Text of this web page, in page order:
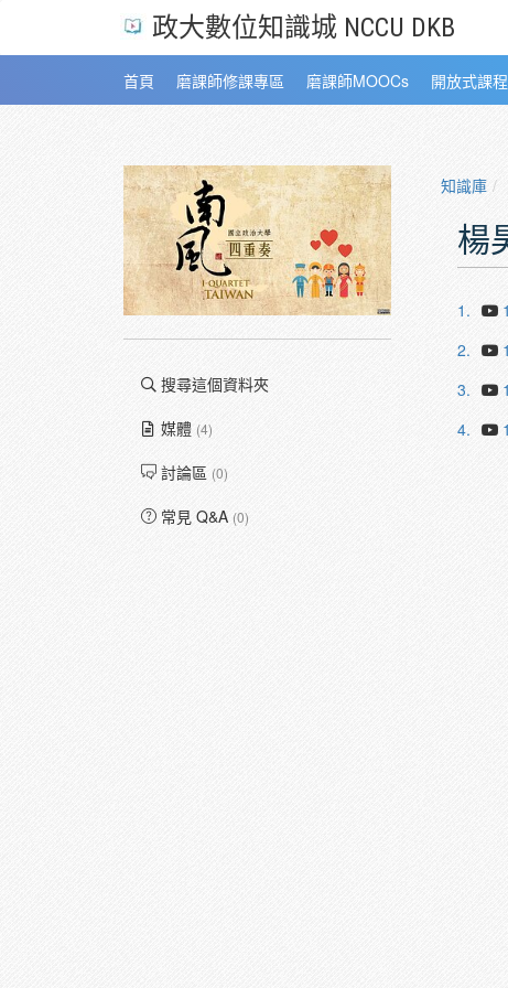
政大數位知識城 NCCU DKB
首頁 磨課師修課專區 磨課師MOOCs 開放式課
搜尋這個資料夾
媒體 (4)
討論區 (0)
常見 Q&A (0)
知識庫
楊
1.
2.
3.
4.